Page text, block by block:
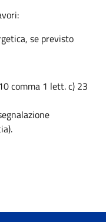
se previsto
comma 1 lett. c) 23